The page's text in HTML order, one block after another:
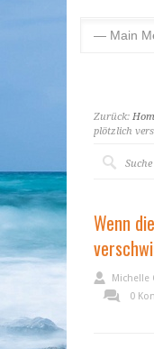
Zurück:
plötzlich
Wenn
Michelle
0